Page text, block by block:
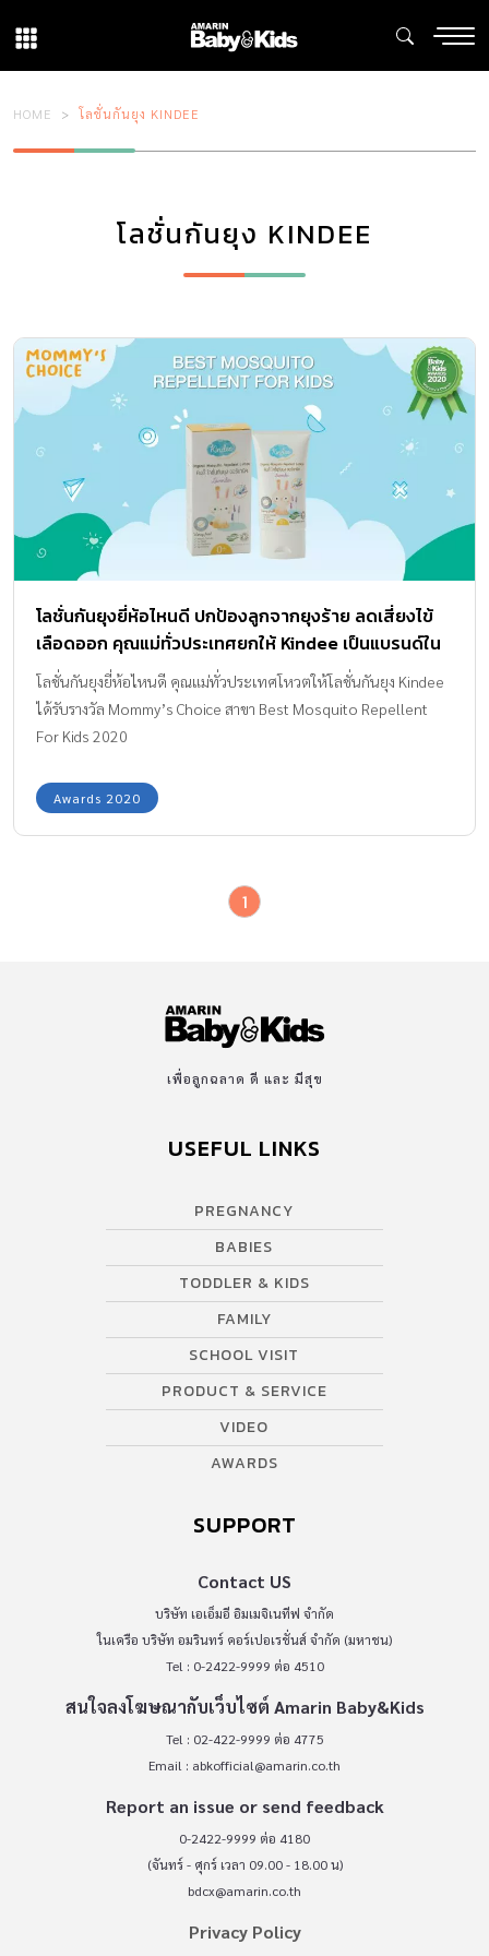
HOME โลชั่นกันยุง KINDEE
โลชั่นกันยุง KINDEE
โลชั่นกันยุงยี่ห้อไหนดี ปกป้องลูกจากยุงร้าย ลดเสี่ยงไข้
เลือดออก คุณแม่ทั่วประเทศยกให้ Kindee เป็นแบรนด์ใน
ดวงใจ
โลชั่นกันยุงยี่ห้อไหนดี คุณแม่ทั่วประเทศโหวตให้โลชั่นกันยุง Kindee
ได้รับรางวัล Mommy’s Choice สาขา Best Mosquito Repellent
For Kids 2020
Awards 2020
1
เพื่อลูกฉลาด ดี และ มีสุข
USEFUL LINKS
PREGNANCY
BABIES
TODDLER & KIDS
FAMILY
SCHOOL VISIT
PRODUCT & SERVICE
VIDEO
AWARDS
SUPPORT
Contact US
บริษัท เอเอ็มอี อิมเมจิเนทีฟ จำกัด
ในเครือ บริษัท อมรินทร์ คอร์เปอเรชั่นส์ จำกัด (มหาชน)
Tel : 0-2422-9999 ต่อ 4510
สนใจลงโฆษณากับเว็บไซต์ Amarin Baby&Kids
Tel : 02-422-9999 ต่อ 4775
Email : abkofficial@amarin.co.th
Report an issue or send feedback
0-2422-9999 ต่อ 4180
(จันทร์ - ศุกร์ เวลา 09.00 - 18.00 น)
bdcx@amarin.co.th
Privacy Policy